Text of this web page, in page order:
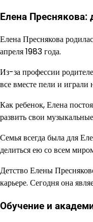
Елена Преснякова:
Елена Преснякова
апреля 1983 года.
Из-за профессии
все вместе пели и
Как ребенок, Елена
развить свои
Семья всегда была для
делиться ею со всем
Детство Елены
карьере. Сегодня она
Обучение и